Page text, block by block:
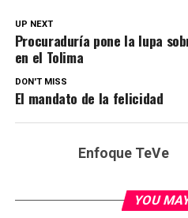
UP NEXT
Procuraduría pone la lupa
en el Tolima
DON'T MISS
El mandato de la felicidad
Enfoque TeVe
YOU